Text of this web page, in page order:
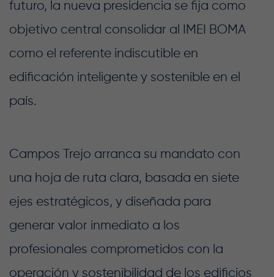
futuro, la nueva presidencia se fija como
objetivo central consolidar al IMEI BOMA
como el referente indiscutible en
edificación inteligente y sostenible en el
país.
Campos Trejo arranca su mandato con
una hoja de ruta clara, basada en siete
ejes estratégicos, y diseñada para
generar valor inmediato a los
profesionales comprometidos con la
operación y sostenibilidad de los edificios